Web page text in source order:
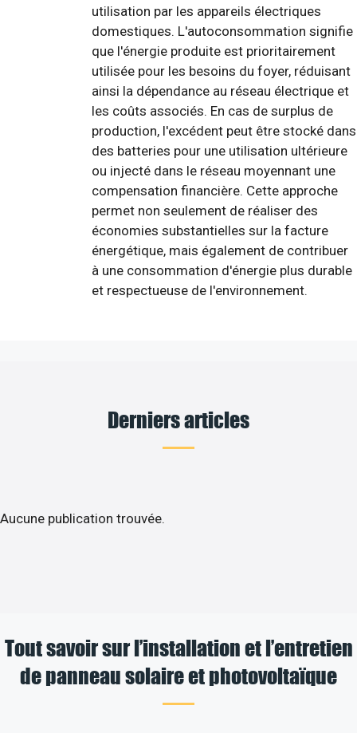
utilisation par les appareils électriques
domestiques. L'autoconsommation signifie
que l'énergie produite est prioritairement
utilisée pour les besoins du foyer, réduisant
ainsi la dépendance au réseau électrique et
les coûts associés. En cas de surplus de
production, l'excédent peut être stocké dans
des batteries pour une utilisation ultérieure
ou injecté dans le réseau moyennant une
compensation financière. Cette approche
permet non seulement de réaliser des
économies substantielles sur la facture
énergétique, mais également de contribuer
à une consommation d'énergie plus durable
et respectueuse de l'environnement.
Derniers articles
Aucune publication trouvée.
Tout savoir sur l’installation et l’entretien
de panneau solaire et photovoltaïque